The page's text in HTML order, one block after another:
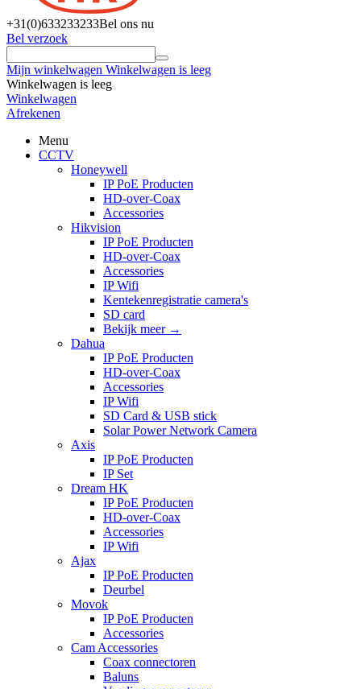
+31(0)633233233Bel ons nu
Bel verzoek
Mijn winkelwagen Winkelwagen is leeg
Winkelwagen is leeg
Winkelwagen
Afrekenen
Menu
CCTV
Honeywell
IP PoE Producten
HD-over-Coax
Accessories
Hikvision
IP PoE Producten
HD-over-Coax
Accessories
IP Wifi
Kentekenregistratie camera's
SD card
Bekijk meer →
Dahua
IP PoE Producten
HD-over-Coax
Accessories
IP Wifi
SD Card & USB stick
Solar Power Network Camera
Axis
IP PoE Producten
IP Set
Dream HK
IP PoE Producten
HD-over-Coax
Accessories
IP Wifi
Ajax
IP PoE Producten
Deurbel
Movok
IP PoE Producten
Accessories
Cam Accessories
Coax connectoren
Baluns